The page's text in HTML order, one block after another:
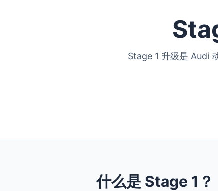
Stage 1 升级是 Audi
什么是 Stage 1？